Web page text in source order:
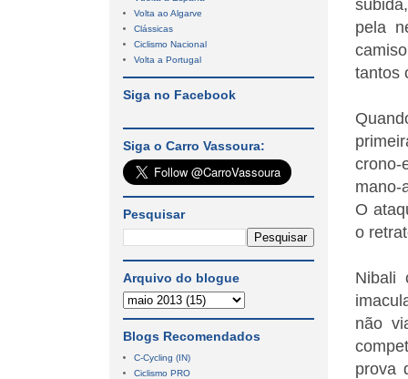
pela
tantos
mano-
O
o
Nibali
não
prova
Volta ao Algarve
Clássicas
Ciclismo Nacional
Volta a Portugal
Siga no Facebook
Siga o Carro Vassoura:
Pesquisar
Arquivo do blogue
Blogs Recomendados
C-Cycling (IN)
Ciclismo PRO